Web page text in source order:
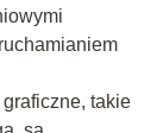
takie